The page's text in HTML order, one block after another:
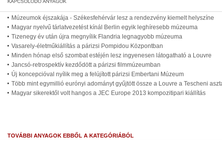
Múzeumok éjszakája - Székesfehérvár lesz a rendezvény kiemelt helyszíne
Magyar nyelvű tárlatvezetést kínál Berlin egyik leghíresebb múzeuma
Tizenegy év után újra megnyílik Flandria legnagyobb múzeuma
Vasarely-életműkiállítás a párizsi Pompidou Központban
Minden hónap első szombat estéjén lesz ingyenesen látogatható a Louvre
Jancsó-retrospektív kezdődött a párizsi filmmúzeumban
Új koncepcióval nyílik meg a felújított párizsi Embertani Múzeum
Több mint egymillió eurónyi adományt gyűjtött össze a Louvre a Tescheni
Magyar sikerektől volt hangos a JEC Europe 2013 kompozitipari kiállítás
TOVÁBBI ANYAGOK EBBŐL A KATEGÓRIÁBÓL